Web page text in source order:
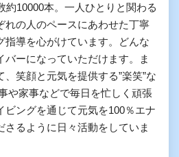
約10000本。一人ひとりと関わる
れの人のペースにあわせた丁寧
指導を心がけています。どんな
バーになっていただけます。ま
笑顔と元気を提供する”楽笑”な
や家事などで毎日を忙しく頑張
ビングを通じて元気を100％エナ
さるように日々活動をしていま